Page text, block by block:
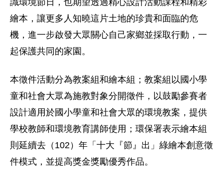
識環境節日，也期望透過精心設計活動課程和精彩
繪本，讓更多人知曉這片土地的珍貴和面臨的危
機，進一步啟發大眾關心自己家鄉並採取行動，一
起保護共同的家園。
本徵件活動分為教案組和繪本組；教案組以國小學
童和社會大眾為施教對象分開徵件，以鼓勵參賽者
設計適用於國小學童和社會大眾的環境教案，提供
學校教師和環境教育講師使用；環保署表示繪本組
則延續去（102）年「十大『節』出」綠繪本創意徵
件模式，並提高獎金獎勵優秀作品。